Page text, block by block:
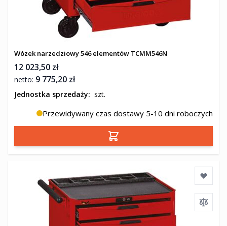
Wózek narzedziowy 546 elementów TCMM546N
12 023,50 zł
9 775,20 zł
Jednostka sprzedaży: szt.
Przewidywany czas dostawy 5-10 dni roboczych
Dodaj do koszyka